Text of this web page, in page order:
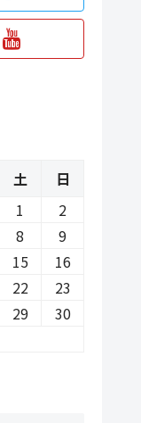
土
日
1
2
8
9
15
16
22
23
29
30